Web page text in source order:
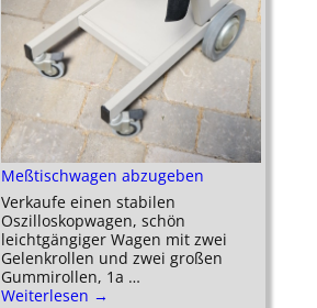
Meßtischwagen abzugeben
Verkaufe einen stabilen
Oszilloskopwagen, schön
leichtgängiger Wagen mit zwei
Gelenkrollen und zwei großen
Gummirollen, 1a …
Weiterlesen →